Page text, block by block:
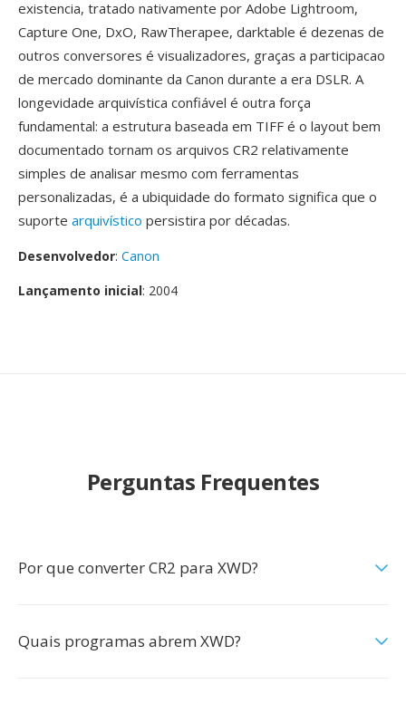
existencia, tratado nativamente por Adobe Lightroom,
Capture One, DxO, RawTherapee, darktable é dezenas de
outros conversores é visualizadores, graças a participacao
de mercado dominante da Canon durante a era DSLR. A
longevidade arquivística confiável é outra força
fundamental: a estrutura baseada em TIFF é o layout bem
documentado tornam os arquivos CR2 relativamente
simples de analisar mesmo com ferramentas
personalizadas, é a ubiquidade do formato significa que o
suporte arquivístico persistira por décadas.
Desenvolvedor: Canon
Lançamento inicial: 2004
Perguntas Frequentes
Por que converter CR2 para XWD?
Quais programas abrem XWD?